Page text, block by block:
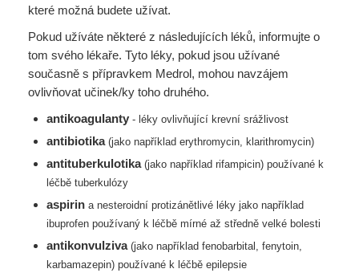
které možná budete užívat.
Pokud užíváte některé z následujících léků, informujte o
tom svého lékaře. Tyto léky, pokud jsou užívané
současně s přípravkem Medrol, mohou navzájem
ovlivňovat učinek/ky toho druhého.
antikoagulanty- léky ovlivňující krevní srážlivost
antibiotika(jako například erythromycin, klarithromycin)
antituberkulotika(jako například rifampicin) používané k
léčbě tuberkulózy
aspirina nesteroidní protizánětlivé léky jako například
ibuprofen používaný k léčbě mírné až středně velké bolesti
antikonvulziva(jako například fenobarbital, fenytoin,
karbamazepin) používané k léčbě epilepsie